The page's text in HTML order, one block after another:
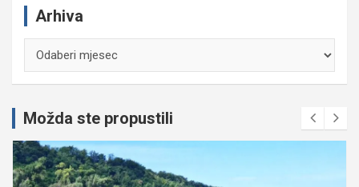
Arhiva
Možda ste propustili